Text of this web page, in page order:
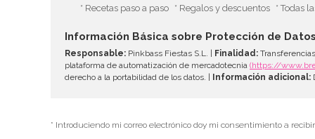
* Recetas paso a paso * Regalos y descuentos * Todas
Información Básica sobre Protección de Datos
Responsable: Pinkbass Fiestas S.L. | Finalidad:
plataforma de automatización de mercadotecnia (https://
derecho a la portabilidad de los datos. | Información adicional:
* Introduciendo mi correo electrónico doy mi consentimiento a